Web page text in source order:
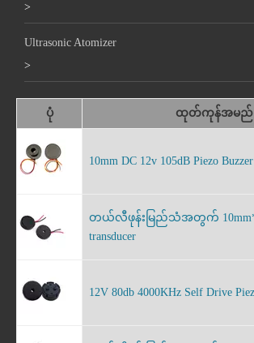
>
Ultrasonic Atomizer
>
ပုံ ထုတ်ကုန်အမည်
10mm DC 12v 105dB Piezo Buzzer
တယ်လီဖုန်းမြည်သံအတွက်
transducer
12V 80db 4000KHz Self Drive